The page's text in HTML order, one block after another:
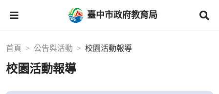
臺中市政府教育局
首頁 公告與活動 校園活動報導
校園活動報導